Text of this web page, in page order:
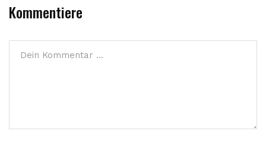
Kommentiere